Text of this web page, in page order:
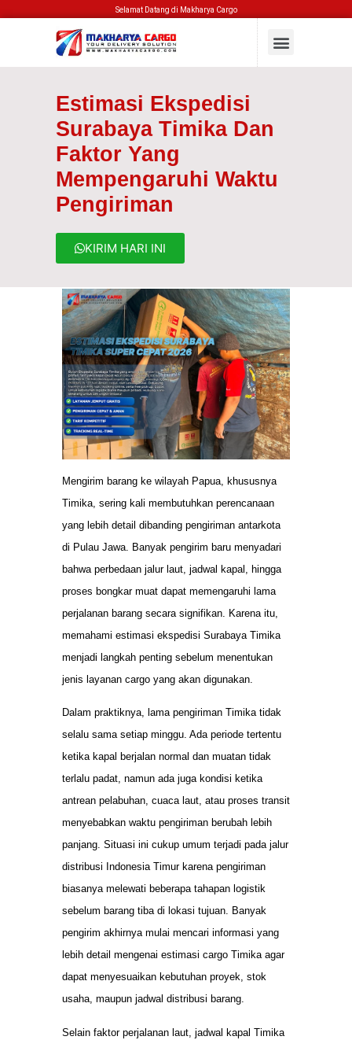
Selamat Datang di Makharya Cargo
Estimasi Ekspedisi
Surabaya Timika Dan
Faktor Yang
Mempengaruhi Waktu
Pengiriman
KIRIM HARI INI
Mengirim barang ke wilayah Papua, khususnya
Timika, sering kali membutuhkan perencanaan
yang lebih detail dibanding pengiriman antarkota
di Pulau Jawa. Banyak pengirim baru menyadari
bahwa perbedaan jalur laut, jadwal kapal, hingga
proses bongkar muat dapat memengaruhi lama
perjalanan barang secara signifikan. Karena itu,
memahami estimasi ekspedisi Surabaya Timika
menjadi langkah penting sebelum menentukan
jenis layanan cargo yang akan digunakan.
Dalam praktiknya, lama pengiriman Timika tidak
selalu sama setiap minggu. Ada periode tertentu
ketika kapal berjalan normal dan muatan tidak
terlalu padat, namun ada juga kondisi ketika
antrean pelabuhan, cuaca laut, atau proses transit
menyebabkan waktu pengiriman berubah lebih
panjang. Situasi ini cukup umum terjadi pada jalur
distribusi Indonesia Timur karena pengiriman
biasanya melewati beberapa tahapan logistik
sebelum barang tiba di lokasi tujuan. Banyak
pengirim akhirnya mulai mencari informasi yang
lebih detail mengenai estimasi cargo Timika agar
dapat menyesuaikan kebutuhan proyek, stok
usaha, maupun jadwal distribusi barang.
Selain faktor perjalanan laut, jadwal kapal Timika